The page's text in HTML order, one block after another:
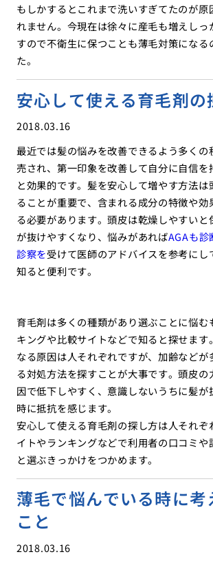
もしかするとこれまで洗いすぎてたのが原
れません。今現在は徐々に産毛も増えしっ
すので不衛生に保つことも薄毛対策になる
た。
安心して使える育毛剤の
2018.03.16
最近では髪の悩みを改善できるよう多くの
売され、第一印象を改善して自分に自信を
と効果的です。髪を安心して増やす方法
ることが重要で、含まれる成分の特徴や効
る必要があります。頭皮は乾燥しやすいと
が抜けやすくなり、悩みがあればAGAも診
診察を受けて医師のアドバイスを参考にし
知ると便利です。
育毛剤は多くの種類があり選ぶことに悩む
キングや比較サイトなどで知ると探せます
なる原因は人それぞれですが、加齢などが
る対処方法を探すことが大事です。頭皮の
因で低下しやすく、意識しないうちに髪が
時に抵抗を感じます。
安心して使える育毛剤の探し方は人それぞ
イトやランキングなどで利用者の口コミや
と選ぶきっかけをつかめます。
薄毛で悩んでいる時に考
こと
2018.03.16